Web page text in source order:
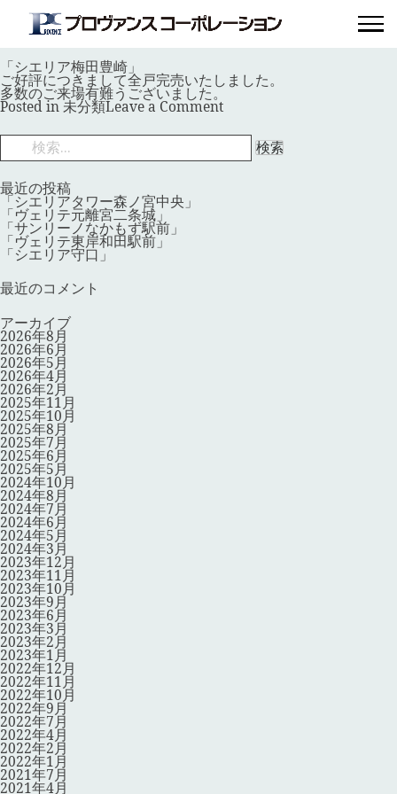
「シエリア梅田豊崎」
Posted on 2025年6月9日by
provence_master
「シエリア梅田豊崎」
ご好評につきまして全戸完売いたしました。
多数のご来場有難うございました。
Posted in未分類Leave a Commenton
エ
ア
検
最近の投稿
「シエリアタワー森ノ宮中央」
「ヴェリテ元離宮二条城」
「サンリーノなかもず駅前」
「ヴェリテ東岸和田駅前」
「シエリア守口」
最近のコメント
アーカイブ
2026年8月
2026年6月
2026年5月
2026年4月
2026年2月
2025年11月
2025年10月
2025年8月
2025年7月
2025年6月
2025年5月
2024年10月
2024年8月
2024年7月
2024年6月
2024年5月
2024年3月
2023年12月
2023年11月
2023年10月
2023年9月
2023年6月
2023年3月
2023年2月
2023年1月
2022年12月
2022年11月
2022年10月
2022年9月
2022年7月
2022年4月
2022年2月
2022年1月
2021年7月
2021年4月